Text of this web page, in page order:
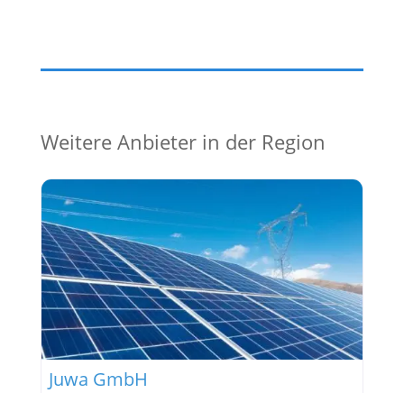
Weitere Anbieter in der Region
Juwa GmbH